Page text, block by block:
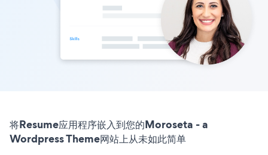
将Resume应用程序嵌入到您的Moroseta - a
Wordpress Theme网站上从未如此简单